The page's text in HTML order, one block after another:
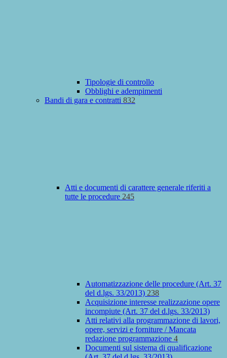
Tipologie di controllo
Obblighi e adempimenti
Bandi di gara e contratti 832
Atti e documenti di carattere generale riferiti a
tutte le procedure 245
Automatizzazione delle procedure (Art. 37
del d.lgs. 33/2013) 238
Acquisizione interesse realizzazione opere
incompiute (Art. 37 del d.lgs. 33/2013)
Atti relativi alla programmazione di lavori,
opere, servizi e forniture / Mancata
redazione programmazione 4
Documenti sul sistema di qualificazione